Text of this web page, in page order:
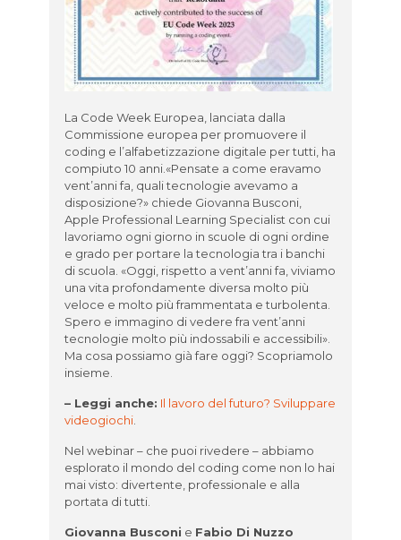
La Code Week Europea, lanciata dalla
Commissione europea per promuovere il
coding e l’alfabetizzazione digitale per tutti, ha
compiuto 10 anni.«Pensate a come eravamo
vent’anni fa, quali tecnologie avevamo a
disposizione?» chiede Giovanna Busconi,
Apple Professional Learning Specialist con cui
lavoriamo ogni giorno in scuole di ogni ordine
e grado per portare la tecnologia tra i banchi
di scuola. «Oggi, rispetto a vent’anni fa, viviamo
una vita profondamente diversa molto più
veloce e molto più frammentata e turbolenta.
Spero e immagino di vedere fra vent’anni
tecnologie molto più indossabili e accessibili».
Ma cosa possiamo già fare oggi? Scopriamolo
insieme.
– Leggi anche: Il lavoro del futuro? Sviluppare
videogiochi.
Nel webinar – che puoi rivedere – abbiamo
esplorato il mondo del coding come non lo hai
mai visto: divertente, professionale e alla
portata di tutti.
Giovanna Busconi e Fabio Di Nuzzo